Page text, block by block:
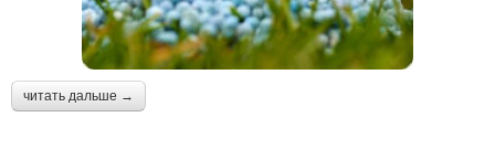
читать дальше →